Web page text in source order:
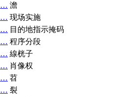
… 澹
… 现场实施
… 目的地指示掩码
… 程序分段
… 線桄子
… 肖像权
… 苕
… 裂